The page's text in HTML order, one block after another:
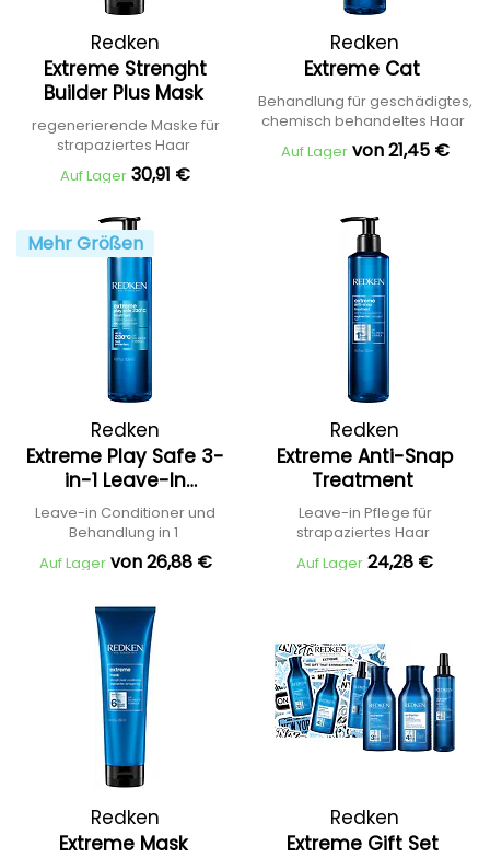
Redken
Extreme Strenght
Builder Plus Mask
regenerierende Maske für
strapaziertes Haar
Auf Lager 30,91 €
Redken
Extreme Cat
Behandlung für geschädigtes,
chemisch behandeltes Haar
Auf Lager von 21,45 €
Mehr Größen
Redken
Extreme Play Safe 3-
in-1 Leave-In
Treatment
Leave-in Conditioner und
Behandlung in 1
Auf Lager von 26,88 €
Redken
Extreme Anti-Snap
Treatment
Leave-in Pflege für
strapaziertes Haar
Auf Lager 24,28 €
Redken
Extreme Mask
Redken
Extreme Gift Set